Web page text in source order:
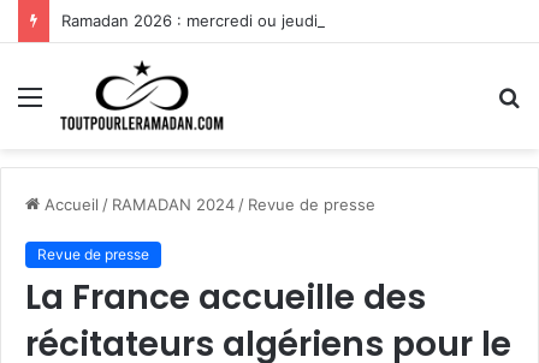
Menu
Accueil / RAMADAN 2024 / Revue de presse
Revue de presse
La France accueille des
récitateurs algériens pour le